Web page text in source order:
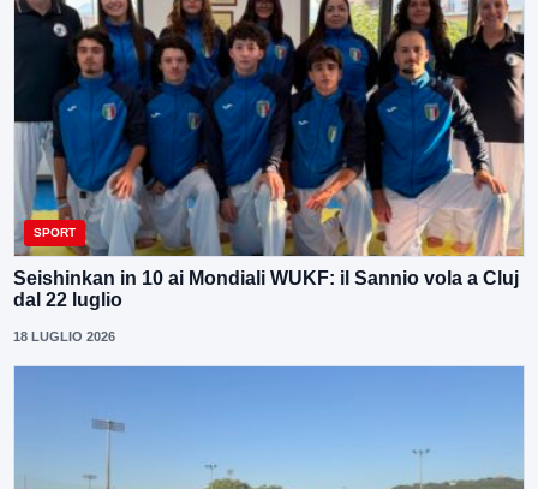
SPORT
Seishinkan in 10 ai Mondiali WUKF: il Sannio vola a Cluj
dal 22 luglio
18 LUGLIO 2026